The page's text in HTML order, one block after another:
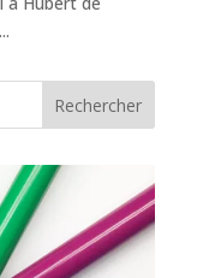
Rechercher